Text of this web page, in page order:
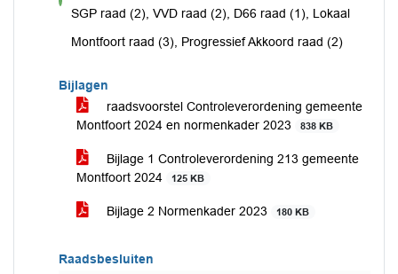
voor
SGP raad (2), VVD raad (2), D66 raad (1), Lokaal
Montfoort raad (3), Progressief Akkoord raad (2)
Bijlagen
raadsvoorstel Controleverordening gemeente
Montfoort 2024 en normenkader 2023
838 KB
Bijlage 1 Controleverordening 213 gemeente
Montfoort 2024
125 KB
Bijlage 2 Normenkader 2023 180 KB
Raadsbesluiten